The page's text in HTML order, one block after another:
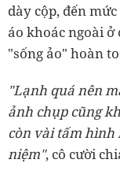
dày cộp, đến
áo khoác ngoài
"sống ảo" hoàn
"Lạnh quá nên
ảnh chụp cũng
còn vài tấm hình
niệm", cô cười